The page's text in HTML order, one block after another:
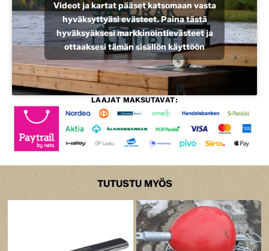
Videot ja kartat pääset katsomaan vasta
hyväksyttyäsi evästeet. Paina tästä
hyväksyäksesi markkinointievästeet ja
ottaaksesi tämän sisällön käyttöön
LAAJAT MAKSUTAVAT:
TUTUSTU MYÖS